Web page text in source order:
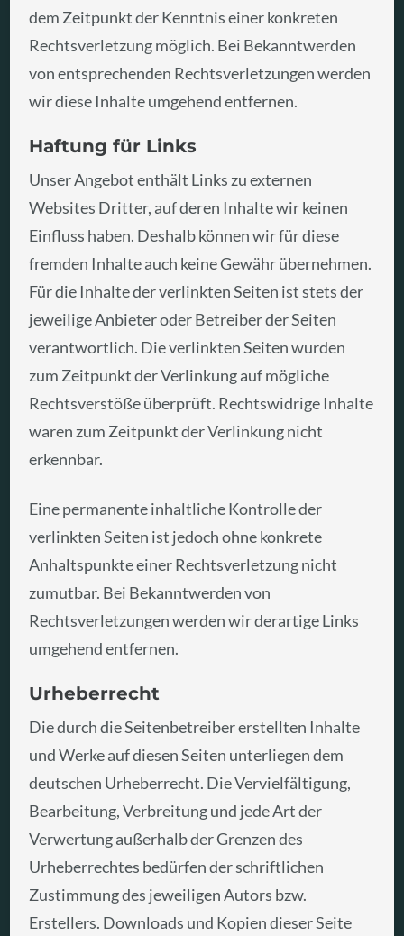
dem Zeitpunkt der Kenntnis einer konkreten
Rechtsverletzung möglich. Bei Bekanntwerden
von entsprechenden Rechtsverletzungen werden
wir diese Inhalte umgehend entfernen.
Haftung für Links
Unser Angebot enthält Links zu externen
Websites Dritter, auf deren Inhalte wir keinen
Einfluss haben. Deshalb können wir für diese
fremden Inhalte auch keine Gewähr übernehmen.
Für die Inhalte der verlinkten Seiten ist stets der
jeweilige Anbieter oder Betreiber der Seiten
verantwortlich. Die verlinkten Seiten wurden
zum Zeitpunkt der Verlinkung auf mögliche
Rechtsverstöße überprüft. Rechtswidrige Inhalte
waren zum Zeitpunkt der Verlinkung nicht
erkennbar.
Eine permanente inhaltliche Kontrolle der
verlinkten Seiten ist jedoch ohne konkrete
Anhaltspunkte einer Rechtsverletzung nicht
zumutbar. Bei Bekanntwerden von
Rechtsverletzungen werden wir derartige Links
umgehend entfernen.
Urheberrecht
Die durch die Seitenbetreiber erstellten Inhalte
und Werke auf diesen Seiten unterliegen dem
deutschen Urheberrecht. Die Vervielfältigung,
Bearbeitung, Verbreitung und jede Art der
Verwertung außerhalb der Grenzen des
Urheberrechtes bedürfen der schriftlichen
Zustimmung des jeweiligen Autors bzw.
Erstellers. Downloads und Kopien dieser Seite